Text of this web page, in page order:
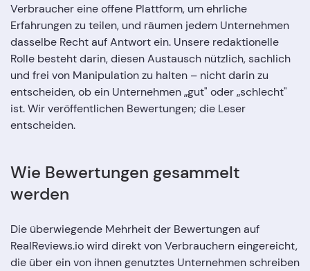
Verbraucher eine offene Plattform, um ehrliche
Erfahrungen zu teilen, und räumen jedem Unternehmen
dasselbe Recht auf Antwort ein. Unsere redaktionelle
Rolle besteht darin, diesen Austausch nützlich, sachlich
und frei von Manipulation zu halten – nicht darin zu
entscheiden, ob ein Unternehmen „gut" oder „schlecht"
ist. Wir veröffentlichen Bewertungen; die Leser
entscheiden.
Wie Bewertungen gesammelt
werden
Die überwiegende Mehrheit der Bewertungen auf
RealReviews.io wird direkt von Verbrauchern eingereicht,
die über ein von ihnen genutztes Unternehmen schreiben